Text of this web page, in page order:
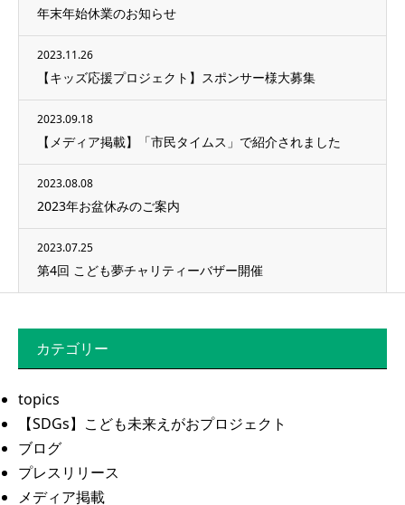
年末年始休業のお知らせ
2023.11.26
【キッズ応援プロジェクト】スポンサー様大募集
2023.09.18
【メディア掲載】「市民タイムス」で紹介されました
2023.08.08
2023年お盆休みのご案内
2023.07.25
第4回 こども夢チャリティーバザー開催
カテゴリー
topics
【SDGs】こども未来えがおプロジェクト
ブログ
プレスリリース
メディア掲載